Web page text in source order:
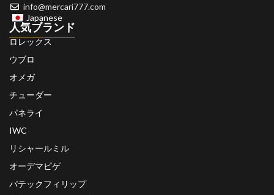
info@mercari777.com
Japanese
人気ブランド
ロレックス
ウブロ
オメガ
チューダー
パネライ
IWC
リシャールミル
オーデマピゲ
パテックフィリップ